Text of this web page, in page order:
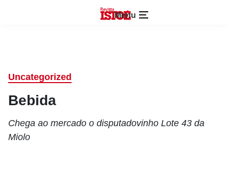
Menu
Uncategorized
Bebida
Chega ao mercado o disputadovinho Lote 43 da
Miolo